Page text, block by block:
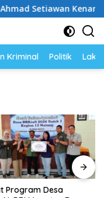
Setiawan Kenang M.
Kriminal Politik
Program Desa